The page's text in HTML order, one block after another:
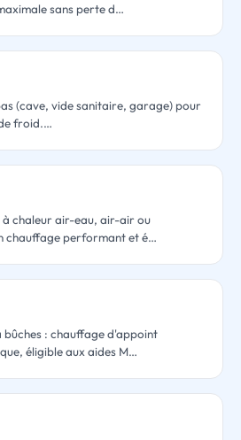
sans perte d…
(cave, vide sanitaire, garage) pour
froid.…
à chaleur air-eau, air-air ou
chauffage performant et é…
bûches : chauffage d'appoint
éligible aux aides M…